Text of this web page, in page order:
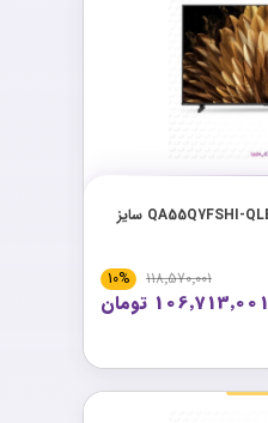
تلویزیون هایسنس مدل QA55Q7FSHI-QLED سایز
118٬570٬001
10%
106٬713٬001 تومان